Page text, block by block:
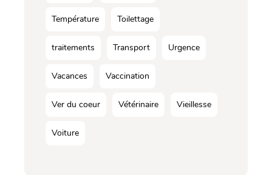
Température Toilettage
traitements Transport Urgence
Vacances Vaccination
Ver du coeur Vétérinaire Vieillesse
Voiture